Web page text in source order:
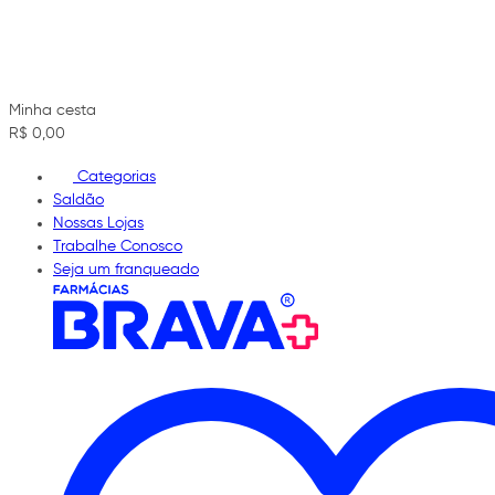
Minha cesta
R$ 0,00
Categorias
Saldão
Nossas Lojas
Trabalhe Conosco
Seja um franqueado